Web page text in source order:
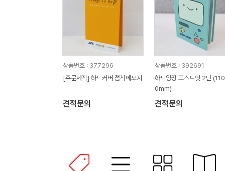
상품번호 : 377296
[주문제작] 하드커버 점착메모지
견적문의
상품번호 : 392691
하드양장 포스트잇 2단
0mm)
견적문의